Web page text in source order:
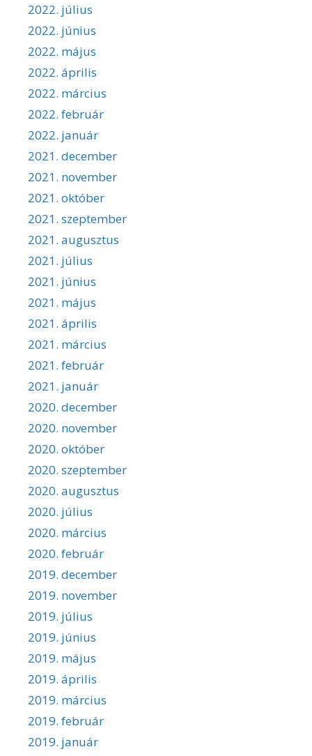
2022. július
2022. június
2022. május
2022. április
2022. március
2022. február
2022. január
2021. december
2021. november
2021. október
2021. szeptember
2021. augusztus
2021. július
2021. június
2021. május
2021. április
2021. március
2021. február
2021. január
2020. december
2020. november
2020. október
2020. szeptember
2020. augusztus
2020. július
2020. március
2020. február
2019. december
2019. november
2019. július
2019. június
2019. május
2019. április
2019. március
2019. február
2019. január